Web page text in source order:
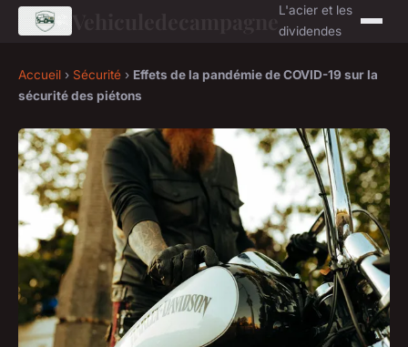
Vehiculedecampagne
L'acier et les
dividendes
Accueil › Sécurité › Effets de la pandémie de COVID-19 sur la
sécurité des piétons